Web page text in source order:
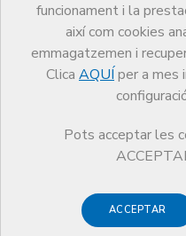
funcionament i la
així com cookies
emmagatzemen i
Clica AQUÍ per a mes
Pots acceptar les
ACCEPTAR
Serveis
Exercici Serveis
Novetats
A continuació pots
legislatives en l'àmbit